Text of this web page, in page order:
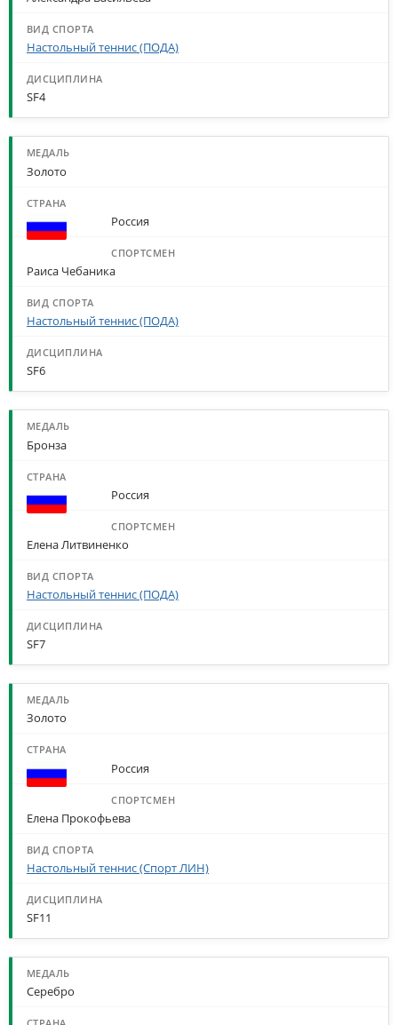
Настольный теннис (ПОДА)
SF4
Золото
Россия
Раиса Чебаника
Настольный теннис (ПОДА)
SF6
Бронза
Россия
Елена Литвиненко
Настольный теннис (ПОДА)
SF7
Золото
Россия
Елена Прокофьева
Настольный теннис (Спорт ЛИН)
SF11
Серебро